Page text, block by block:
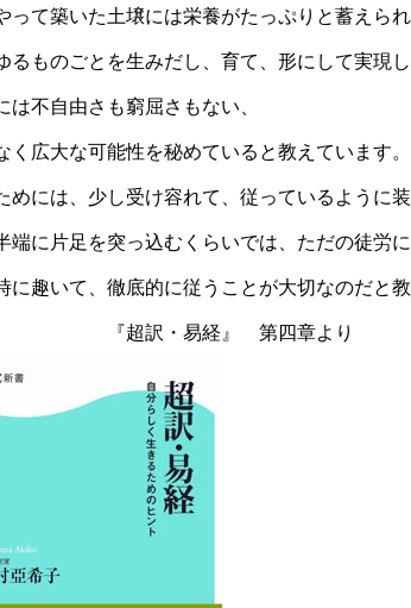
って築いた土壌には栄養がたっぷりと蓄えら
るものごとを生みだし、育て、形にして実現
は不自由さも窮屈さもない、
く広大な可能性を秘めていると教えています。
めには、少し受け容れて、従っているように
端に片足を突っ込むくらいでは、ただの徒労
に趣いて、徹底的に従うことが大切なのだと
訳・易経』 第四章より